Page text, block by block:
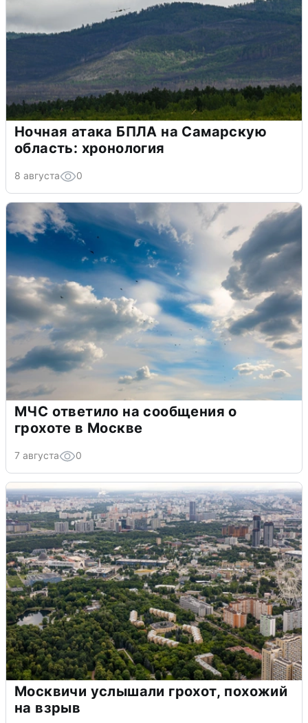
Ночная атака БПЛА на Самарскую
область: хронология
8 августа 0
МЧС ответило на сообщения о
грохоте в Москве
7 августа 0
Москвичи услышали грохот, похожий
на взрыв